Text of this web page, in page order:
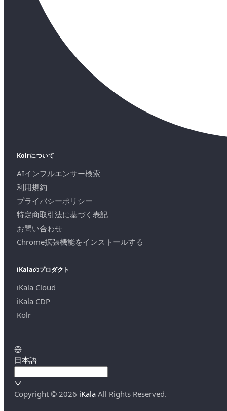
Kolrについて
AIインフルエンサー検索
利用規約
プライバシーポリシー
特定商取引法に基づく表記
お問い合わせ
Chrome拡張機能をインストールする
iKalaのプロダクト
iKala Cloud
iKala CDP
Kolr
日本語
Copyright © 2026 iKala All Rights Reserved.